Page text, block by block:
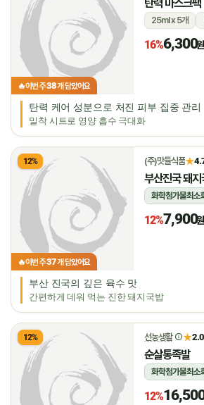
🔥이번 주38개 담았어요
25ml x 5개
16%6,300원
탄력 케어 성분으로 처진 피부 집중 관리
밀착 시트로 영양 흡수 극대화
12%
🔥이번 주37개 담았어요
(주)맛들식품★
부산진국 돼지
화학첨가물최소
12%7,900원
부산 진국의 깊은 육수 맛
간편하게 데워 먹는 진한 돼지국밥
12% 선농생활 ★2.0
순살통족발
화학첨가물최소
12%